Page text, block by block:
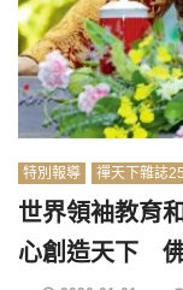
特別報導 禪天下雜誌
世界領袖教育
心創造天下